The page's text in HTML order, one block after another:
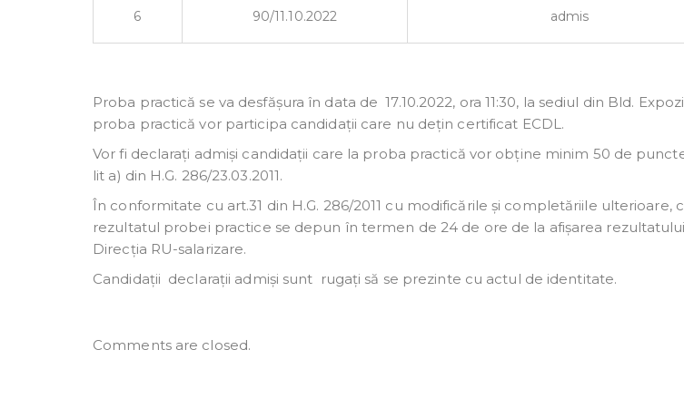
6 90/11.10.2022 admis
Proba practică se va desfășura în data de 17.10.2022, ora 11:30, la sediul din Bld.
proba practică vor participa candidații care nu dețin certificat ECDL.
Vor fi declarați admiși candidații care la proba practică vor obține minim 50 de
lit a) din H.G. 286/23.03.2011.
În conformitate cu art.31 din H.G. 286/2011 cu modificările și completăriile ulterioare,
rezultatul probei practice se depun în termen de 24 de ore de la afișarea rezultatului
Direcția RU-salarizare.
Candidații declarații admiși sunt rugați să se prezinte cu actul de identitate.
Comments are closed.